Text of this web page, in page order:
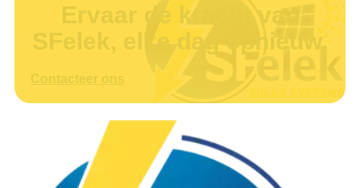
Ervaar de kracht van
SFelek, elke dag opnieuw.
Contacteer ons